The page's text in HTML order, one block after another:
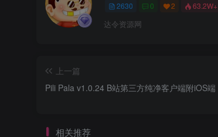
2630 0 2 63.2W+
达令资源网
上一篇
Pili Pala v1.0.24 B站第三方纯净客户端附iOS端
相关推荐